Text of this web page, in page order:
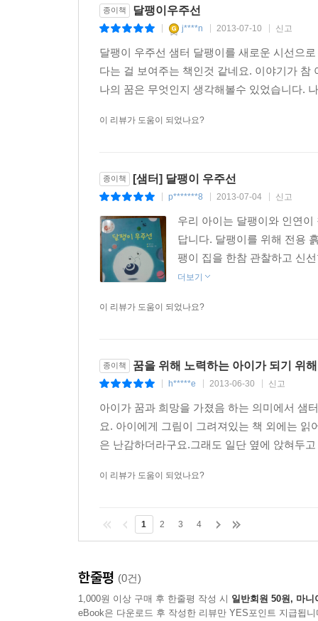
종이책 달팽이우주선
j****n 2013-07-10 신고
달팽이 우주선 샘터 달팽이를 새로운 시선으
다는 걸 보여주는 책인것 같네요. 이야기가
나의 꿈은 무엇인지 생각해볼수 있었습니다.
이 리뷰가 도움이 되었나요?
종이책 [샘터] 달팽이 우주선
p*******8 2013-07-04 신고
우리 아이는 달팽이와 인연
답니다. 달팽이를 위해 전용
팽이 집을 한참 관찰하고 신
더보기
이 리뷰가 도움이 되었나요?
종이책 꿈을 위해 노력하는 아이가 되기 위
h*****e 2013-06-30 신고
아이가 꿈과 희망을 가졌음 하는 의미에서 샘
요. 아이에게 그림이 그려져있는 책 외에는
은 난감하더라구요.그래도 일단 옆에 앉혀두
이 리뷰가 도움이 되었나요?
1 2 3 4
한줄평 (0건)
1,000원 이상 구매 후 한줄평 작성 시 일반회원 50원, 마니
eBook은 다운로드 후 작성한 리뷰만 YES포인트 지급됩니